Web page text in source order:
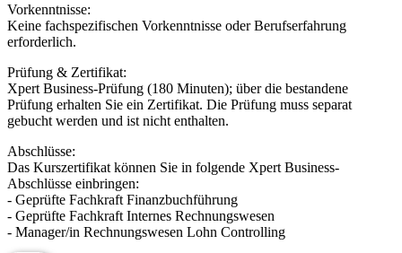
Vorkenntnisse:
Keine fachspezifischen Vorkenntnisse oder Berufserfahrung
erforderlich.
Prüfung & Zertifikat:
Xpert Business-Prüfung (180 Minuten); über die bestandene
Prüfung erhalten Sie ein Zertifikat. Die Prüfung muss separat
gebucht werden und ist nicht enthalten.
Abschlüsse:
Das Kurszertifikat können Sie in folgende Xpert Business-
Abschlüsse einbringen:
- Geprüfte Fachkraft Finanzbuchführung
- Geprüfte Fachkraft Internes Rechnungswesen
- Manager/in Rechnungswesen Lohn Controlling